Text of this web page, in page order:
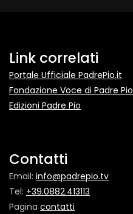
Link correlati
Portale Ufficiale PadrePio.it
Fondazione Voce di Padre Pio
Edizioni Padre Pio
Contatti
Email: info@padrepio.tv
Tel: +39.0882.413113
Pagina contatti